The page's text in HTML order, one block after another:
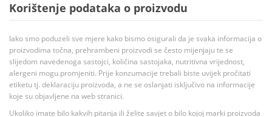
Korištenje podataka o proizvodu
Iako smo poduzeli sve mjere kako bismo osigurali da je svaka informacija o
proizvodima točna, prehrambeni proizvodi se često mijenjaju te se
slijedom navedenoga sastojci, količina sastojaka, nutritivna vrijednost,
alergeni mogu promjeniti. Prije konzumacije trebali biste uvijek pročitati
etiketu tj. deklaraciju proizvoda, a ne se oslanjati isključivo na informacije
koje su objavljene na web stranici.
Ukoliko imate bilo kakvih pitanja ili želite savjet o bilo kojoj marki proizvoda